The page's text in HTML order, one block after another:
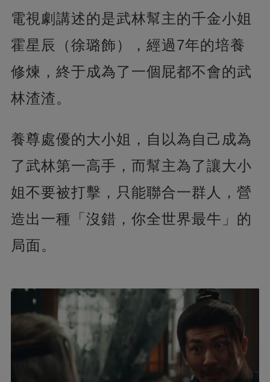
電視劇講述的是武林幫主的千金小姐
霍星辰（徐璐飾），經過7年的培養
修煉，終于成為了一個屁都不會的武
林渣渣。
養尊處優的大小姐，自以為自己成為
了武林第一高手，而幫主為了讓大小
姐不要被打擊，只能聯合一群人，營
造出一種「沒錯，你全世界最牛」的
局面。